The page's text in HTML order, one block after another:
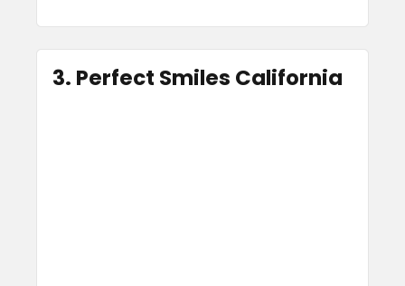
3. Perfect Smiles California